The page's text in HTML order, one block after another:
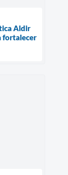
Aldir
fortalecer